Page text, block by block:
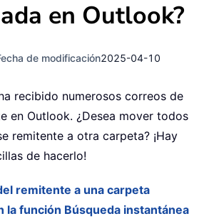
en Outlook?
de modificación2025-04-10
recibido numerosos correos de
en Outlook. ¿Desea mover todos
remitente a otra carpeta? ¡Hay
de hacerlo!
remitente a una carpeta
la función Búsqueda instantánea